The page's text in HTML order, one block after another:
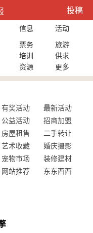
投稿
信息
活动
票务
旅游
培训
供求
资源 更多
有奖活动
最新活动
公益活动
招商加盟
房屋租售
二手转让
艺术收藏
婚庆摄影
宠物市场
装修建材
网站推荐 东东西西